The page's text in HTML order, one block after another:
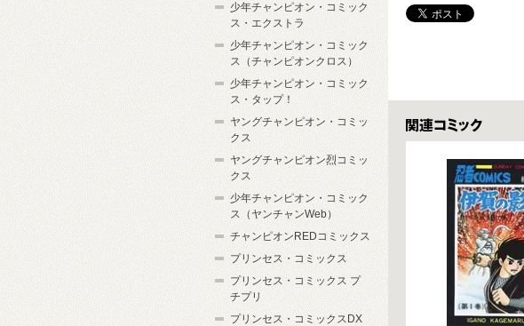
関連コミックス
少年チャンピオン・コミック
ス・エクストラ
少年チャンピオン・コミック
ス（チャンピオンクロス）
少年チャンピオン・コミック
ス・タップ！
ヤングチャンピオン・コミッ
クス
ヤングチャンピオン烈コミッ
クス
少年チャンピオン・コミック
ス（ヤンチャンWeb）
チャンピオンREDコミックス
プリンセス・コミックス
プリンセス・コミックス プ
チプリ
プリンセス・コミックスDX